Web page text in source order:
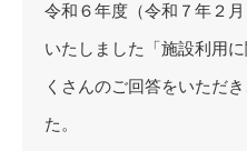
令和６年度（令和７年２
いたしました「施設利用
くさんのご回答をいただ
た。